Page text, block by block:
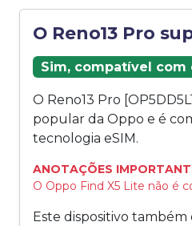
O Reno13 Pro
Sim, compatível com
O Reno13 Pro
popular da Oppo e é
tecnologia eSIM.
ANOTAÇÕES
O Oppo Find X5 Lite não é
Este dispositivo